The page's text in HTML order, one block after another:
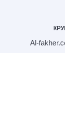
Al-